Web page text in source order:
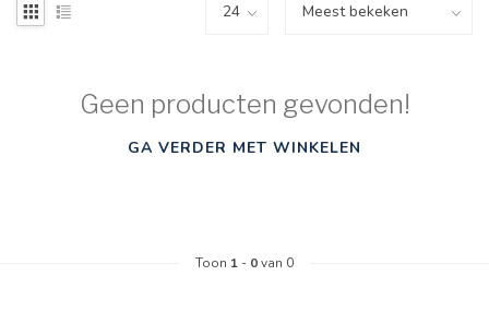
Geen producten gevonden!
GA VERDER MET WINKELEN
Toon 1 - 0van 0